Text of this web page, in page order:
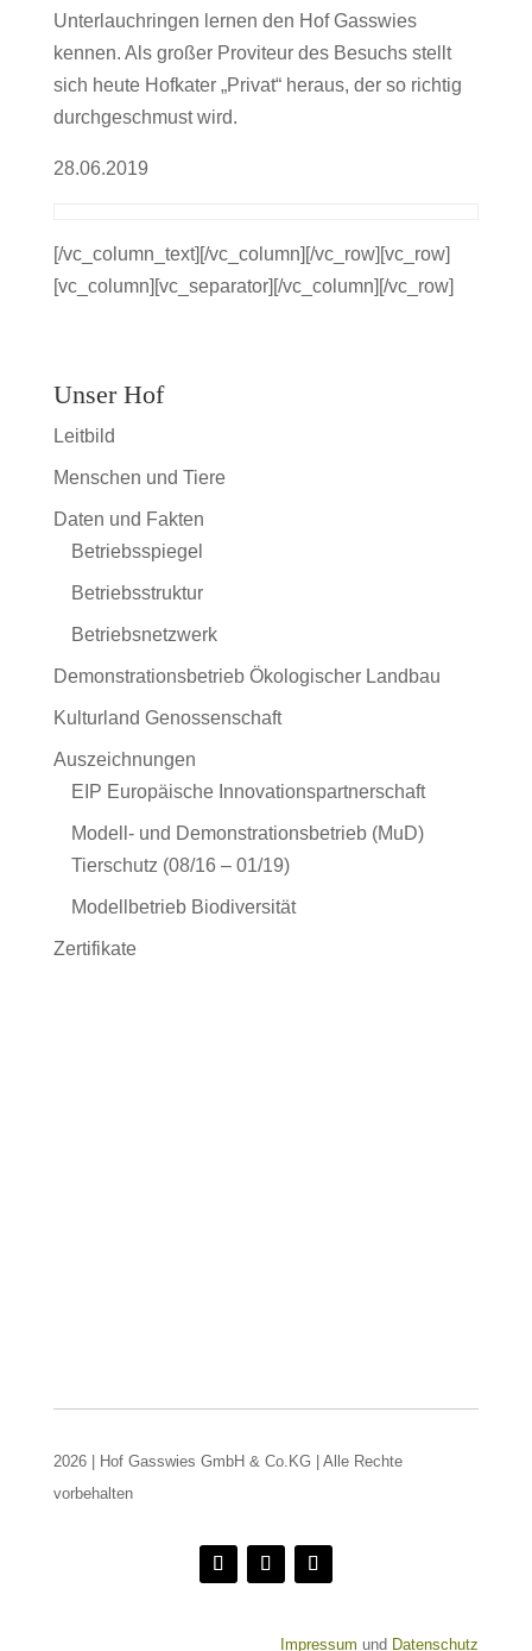
Unterlauchringen lernen den Hof Gasswies
kennen. Als großer Proviteur des Besuchs stellt
sich heute Hofkater „Privat“ heraus, der so richtig
durchgeschmust wird.
28.06.2019
[/vc_column_text][/vc_column][/vc_row][vc_row]
[vc_column][vc_separator][/vc_column][/vc_row]
Unser Hof
Leitbild
Menschen und Tiere
Daten und Fakten
Betriebsspiegel
Betriebsstruktur
Betriebsnetzwerk
Demonstrationsbetrieb Ökologischer Landbau
Kulturland Genossenschaft
Auszeichnungen
EIP Europäische Innovationspartnerschaft
Modell- und Demonstrationsbetrieb (MuD)
Tierschutz (08/16 – 01/19)
Modellbetrieb Biodiversität
Zertifikate
2026 | Hof Gasswies GmbH & Co.KG | Alle Rechte
vorbehalten
Impressum und Datenschutz